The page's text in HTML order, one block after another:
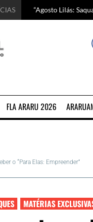
“Agosto Lilás:
Começa hoje em
Chef italiano
5 motivos para
FLA ARARU 2026
o “Para Elas: Empreender”
MATÉRIAS